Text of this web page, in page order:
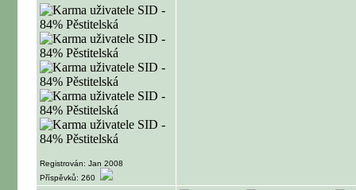
Registrován: Jan 2008
Příspěvků: 260